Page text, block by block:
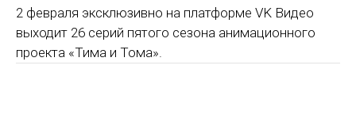
2 февраля эксклюзивно на платформе VK Видео
выходит 26 серий пятого сезона анимационного
проекта «Тима и Тома».